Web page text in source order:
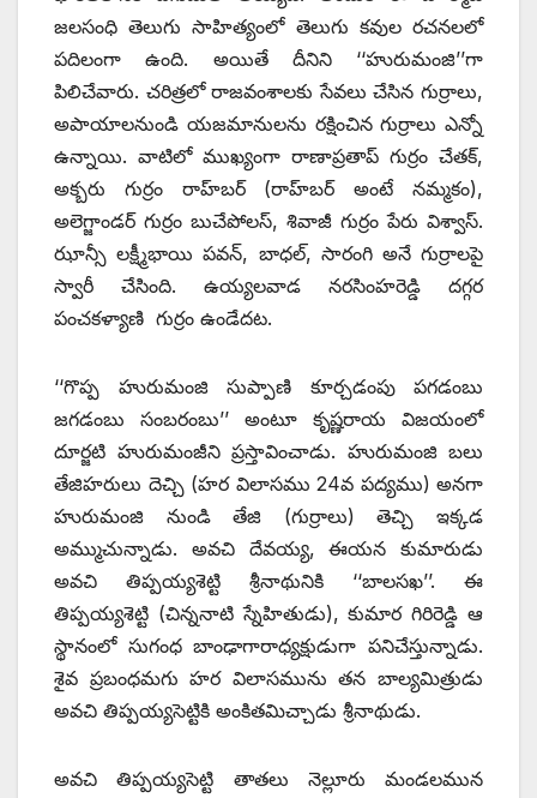
‌జలసంధి తెలుగు సాహిత్యంలో తెలుగు కవుల రచనలలో
పదిలంగా ఉంది. అయితే దీనిని ‘‘హురుమంజి’’గా
పిలిచేవారు. చరిత్రలో రాజవంశాలకు సేవలు చేసిన గుర్రాలు,
అపాయాలనుండి యజమానులను రక్షించిన గుర్రాలు ఎన్నో
ఉన్నాయి. వాటిలో ముఖ్యంగా రాణాప్రతాప్‌ ‌గుర్రం చేతక్‌,
అక్బరు గుర్రం రాహ్‌బర్‌ (‌రాహ్‌బర్‌ అం‌టే నమ్మకం),
అలెగ్జాండర్‌ ‌గుర్రం బుచేపోలస్‌, ‌శివాజీ గుర్రం పేరు విశ్వాస్‌.
‌ఝాన్సీ లక్ష్మీభాయి పవన్‌, ‌బాధల్‌, ‌సారంగి అనే గుర్రాలపై
స్వారీ చేసింది. ఉయ్యలవాడ నరసింహరెడ్డి దగ్గర
పంచకళ్యాణి గుర్రం ఉండేదట.
‘‘గొప్ప హురుమంజి సుప్పాణి కూర్చడంపు పగడంబు
జగడంబు సంబరంబు’’ అంటూ కృష్ణరాయ విజయంలో
దూర్జటి హురుమంజీని ప్రస్తావించాడు. హురుమంజి బలు
తేజిహరులు దెచ్చి (హర విలాసము 24వ పద్యము) అనగా
హురుమంజి నుండి తేజి (గుర్రాలు) తెచ్చి ఇక్కడ
అమ్ముచున్నాడు. అవచి దేవయ్య, ఈయన కుమారుడు
అవచి తిప్పయ్యశెట్టి శ్రీనాథునికి ‘‘బాలసఖ’’. ఈ
తిప్పయ్యశెట్టి (చిన్ననాటి స్నేహితుడు), కుమార గిరిరెడ్డి ఆ
స్థానంలో సుగంధ బాంఢాగారాధ్యక్షుడుగా పనిచేస్తున్నాడు.
శైవ ప్రబంధమగు హర విలాసమును తన బాల్యమిత్రుడు
అవచి తిప్పయ్యసెట్టికి అంకితమిచ్చాడు శ్రీనాథుడు.
అవచి తిప్పయ్యసెట్టి తాతలు నెల్లూరు మండలమున